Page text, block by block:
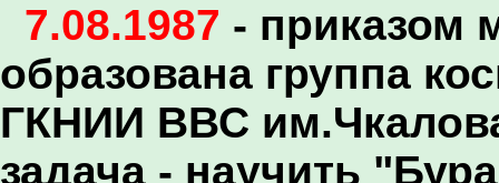
7.08.1987 - приказом
образована группа
ГКНИИ ВВС
задача - научить